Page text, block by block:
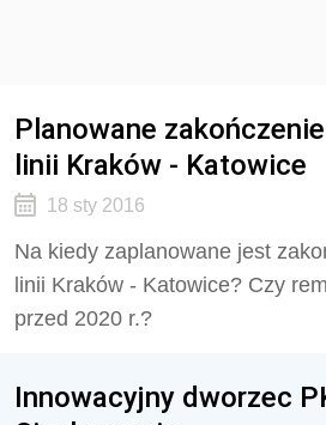
Planowane
linii Kraków - Katowice
18 sty 2016
Na kiedy zaplanowane jest
linii Kraków - Katowice? Czy
przed 2020 r.?
Innowacyjny dworzec